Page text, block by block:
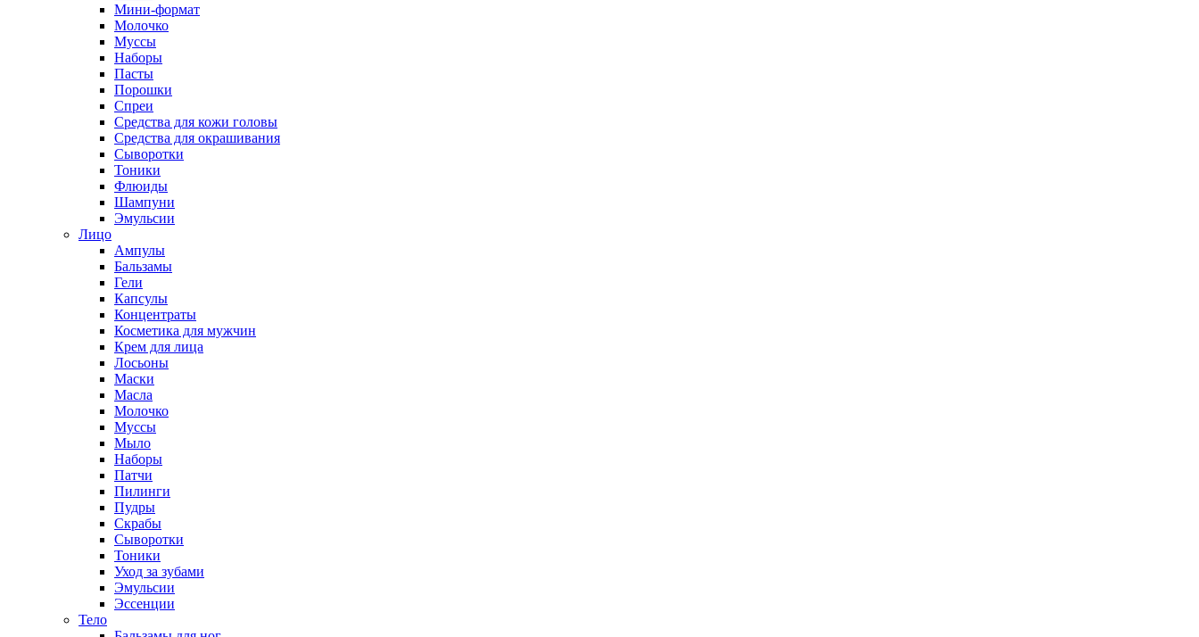
Мини-формат
Молочко
Муссы
Наборы
Пасты
Порошки
Спреи
Средства для кожи головы
Средства для окрашивания
Сыворотки
Тоники
Флюиды
Шампуни
Эмульсии
Лицо
Ампулы
Бальзамы
Гели
Капсулы
Концентраты
Косметика для мужчин
Крем для лица
Лосьоны
Маски
Масла
Молочко
Муссы
Мыло
Наборы
Патчи
Пилинги
Пудры
Скрабы
Сыворотки
Тоники
Уход за зубами
Эмульсии
Эссенции
Тело